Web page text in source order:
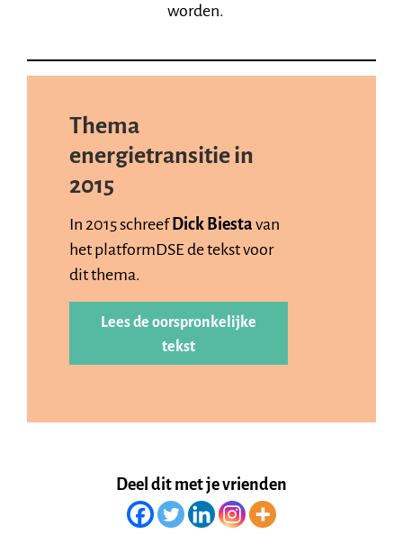
worden.
Thema
energietransitie in
2015
In 2015 schreefDick Biestavan
het platformDSE de tekst voor
dit thema.
Lees de oorspronkelijke
tekst
Deel dit met je vrienden